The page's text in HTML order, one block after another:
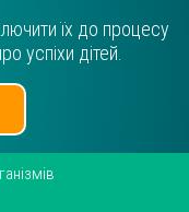
їх до процесу
успіхи дітей.